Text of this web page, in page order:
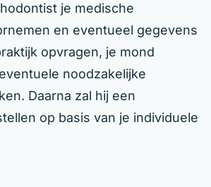
je medische
en eventueel gegevens
opvragen, je mond
noodzakelijke
Daarna zal hij een
op basis van je individuele